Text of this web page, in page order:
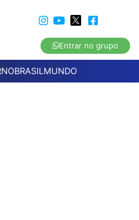
Entrar no grupo
BRASILMUNDO